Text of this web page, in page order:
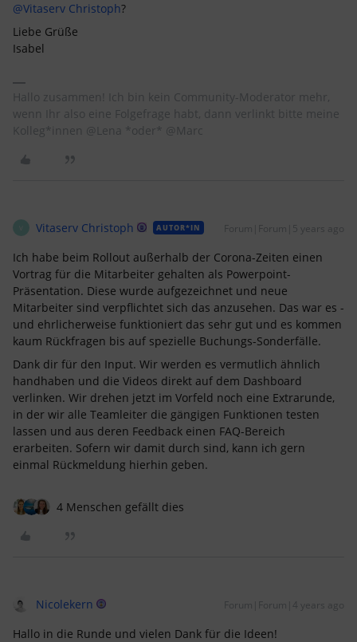
@Vitaserv Christoph?
Liebe Grüße
Isabel
Hallo zusammen! Ich bin kein Community-Moderator mehr,
wenn Ihr also eine Folgefrage habt, dann verlinkt bitte meine
Kolleg*innen @Lena *oder* @Marc
Vitaserv Christoph AUTOR*IN Forum|Forum|5 years ago
Ich habe beim Rollout außerhalb der Corona-Zeiten einen
Vortrag für die Mitarbeiter gehalten als Powerpoint-
Präsentation. Diese wurde aufgezeichnet und neue
Mitarbeiter sind verpflichtet sich das anzusehen. Das war es -
und ehrlicherweise funktioniert das sehr gut und es kommen
kaum Rückfragen bis auf spezielle Buchungs-Sonderfälle.
Dank dir für den Input. Wir werden es vermutlich ähnlich
handhaben und die Videos direkt auf dem Dashboard
verlinken. Wir drehen jetzt im Vorfeld noch eine Extrarunde,
in der wir alle Teamleiter die gängigen Funktionen testen
lassen und aus deren Feedback einen FAQ-Bereich
erarbeiten. Sofern wir damit durch sind, kann ich gern
einmal Rückmeldung hierhin geben.
4 Menschen gefällt dies
Nicolekern Forum|Forum|4 years ago
Hallo in die Runde und vielen Dank für die Ideen!